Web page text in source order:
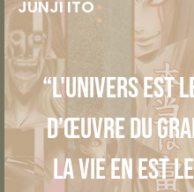
JUNJI ITO
“L'univers est
d’œuvre du
la vie en est